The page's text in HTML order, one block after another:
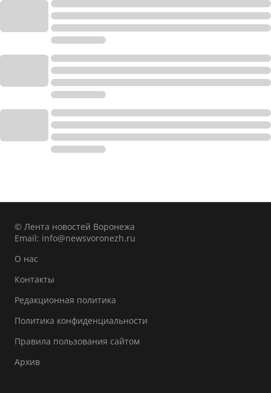
© Лента новостей Воронежа
Email: info@newsvoronezh.ru
О нас
Контакты
Редакционная политика
Политика конфиденциальности
Правила пользования сайтом
Архив